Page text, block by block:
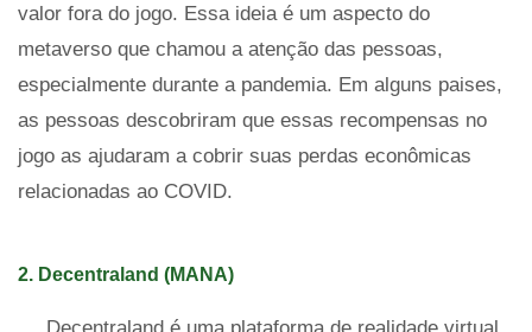
valor fora do jogo. Essa ideia é um aspecto do
metaverso que chamou a atenção das pessoas,
especialmente durante a pandemia. Em alguns paises,
as pessoas descobriram que essas recompensas no
jogo as ajudaram a cobrir suas perdas econômicas
relacionadas ao COVID.
2. Decentraland (MANA)
Decentraland é uma plataforma de realidade virtual